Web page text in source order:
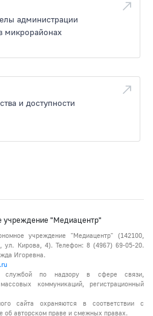
администрации
микрорайонах
и доступности
учреждение "Медиацентр"
учреждение "Медиацентр" (142100,
ул. Кирова, 4). Телефон: 8 (4967) 69-05-20.
Игоревна.
службой по надзору в сфере связи,
коммуникаций, регистрационный
сайта охраняются в соответствии с
об авторском праве и смежных правах.